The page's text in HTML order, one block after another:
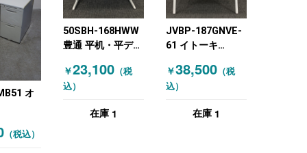
オ
品 鍵
（税込）
50SBH-168HWW
豊通 平机・平デス
￥23,100（税
込）
在庫 1
JVBP-187GNVE-
61 イトーキ
デスクその他
W1800 対面パー
ーン ホワイト
￥38,500（税
込）
在庫 1